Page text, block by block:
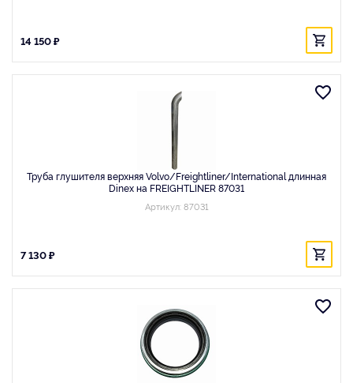
14 150 ₽
Труба глушителя верхняя Volvo/Freightliner/International длинная
Dinex на FREIGHTLINER 87031
Артикул: 87031
7 130 ₽